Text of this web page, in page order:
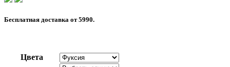
Бесплатная доставка от 5990.
Цвета